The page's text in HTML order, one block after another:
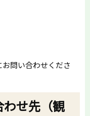
問い合わせくださ
せ先（観